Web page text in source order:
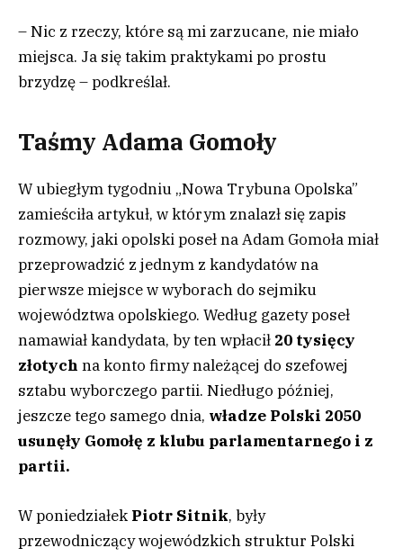
– Nic z rzeczy, które są mi zarzucane, nie miało
miejsca. Ja się takim praktykami po prostu
brzydzę – podkreślał.
Taśmy Adama Gomoły
W ubiegłym tygodniu „Nowa Trybuna Opolska”
zamieściła artykuł, w którym znalazł się zapis
rozmowy, jaki opolski poseł na Adam Gomoła miał
przeprowadzić z jednym z kandydatów na
pierwsze miejsce w wyborach do sejmiku
województwa opolskiego. Według gazety poseł
namawiał kandydata, by ten wpłacił 20 tysięcy
złotych na konto firmy należącej do szefowej
sztabu wyborczego partii. Niedługo później,
jeszcze tego samego dnia, władze Polski 2050
usunęły Gomołę z klubu parlamentarnego i z
partii.
W poniedziałek Piotr Sitnik, były
przewodniczący wojewódzkich struktur Polski